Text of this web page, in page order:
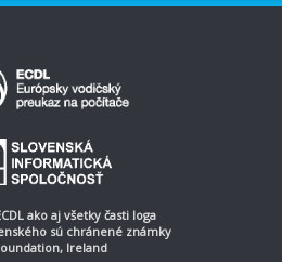
ako aj všetky časti loga
sú chránené známky
Ireland